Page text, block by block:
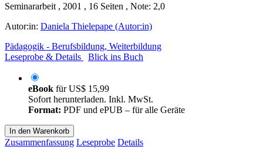
Seminararbeit , 2001 , 16 Seiten , Note: 2,0
Autor:in: Daniela Thielepape (Autor:in)
Pädagogik - Berufsbildung, Weiterbildung
Leseprobe & Details
Blick ins Buch
eBook fürUS$ 15,99
Sofort herunterladen. Inkl. MwSt.
Format: PDF und ePUB – für alle Geräte
In den Warenkorb
Zusammenfassung Leseprobe Details